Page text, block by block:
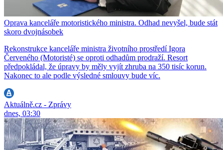
Oprava kanceláře motoristického ministra. Odhad nevyšel, bude stát
skoro dvojnásobek
Rekonstrukce kanceláře ministra životního prostředí Igora
Červeného (Motoristé) se oproti odhadům prodraží. Resort
předpokládal, že úpravy by měly vyjít zhruba na 350 tisíc korun.
Nakonec to ale podle výsledné smlouvy bude víc.
Aktuálně.cz - Zprávy
dnes, 03:30